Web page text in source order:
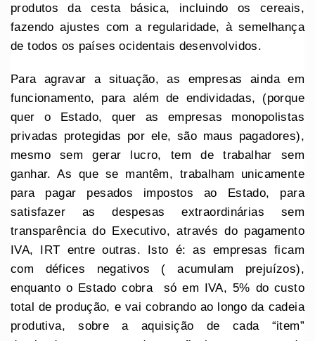
produtos da cesta básica, incluindo os cereais,
fazendo ajustes com a regularidade, à semelhança
de todos os países ocidentais desenvolvidos.
Para agravar a situação, as empresas ainda em
funcionamento, para além de endividadas, (porque
quer o Estado, quer as empresas monopolistas
privadas protegidas por ele, são maus pagadores),
mesmo sem gerar lucro, tem de trabalhar sem
ganhar. As que se mantêm, trabalham unicamente
para pagar pesados impostos ao Estado, para
satisfazer as despesas extraordinárias sem
transparência do Executivo, através do pagamento
IVA, IRT entre outras. Isto é: as empresas ficam
com défices negativos ( acumulam prejuízos),
enquanto o Estado cobra só em IVA, 5% do custo
total de produção, e vai cobrando ao longo da cadeia
produtiva, sobre a aquisição de cada “item”